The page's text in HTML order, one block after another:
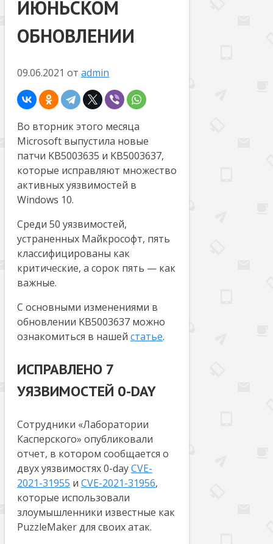
ИЮНЬСКОМ
ОБНОВЛЕНИИ
09.06.2021 от admin
Во вторник этого месяца
Microsoft выпустила новые
патчи KB5003635 и KB5003637,
которые исправляют множество
активных уязвимостей в
Windows 10.
Среди 50 уязвимостей,
устраненных Майкрософт, пять
классифицированы как
критические, а сорок пять — как
важные.
С основными изменениями в
обновлении KB5003637 можно
ознакомиться в нашей статье.
ИСПРАВЛЕНО 7
УЯЗВИМОСТЕЙ 0-DAY
Сотрудники «Лаборатории
Касперского» опубликовали
отчет, в котором сообщается о
двух уязвимостях 0-dayCVE-
2021-31955 и CVE-2021-31956,
которые использовали
злоумышленники известные как
PuzzleMaker для своих атак.